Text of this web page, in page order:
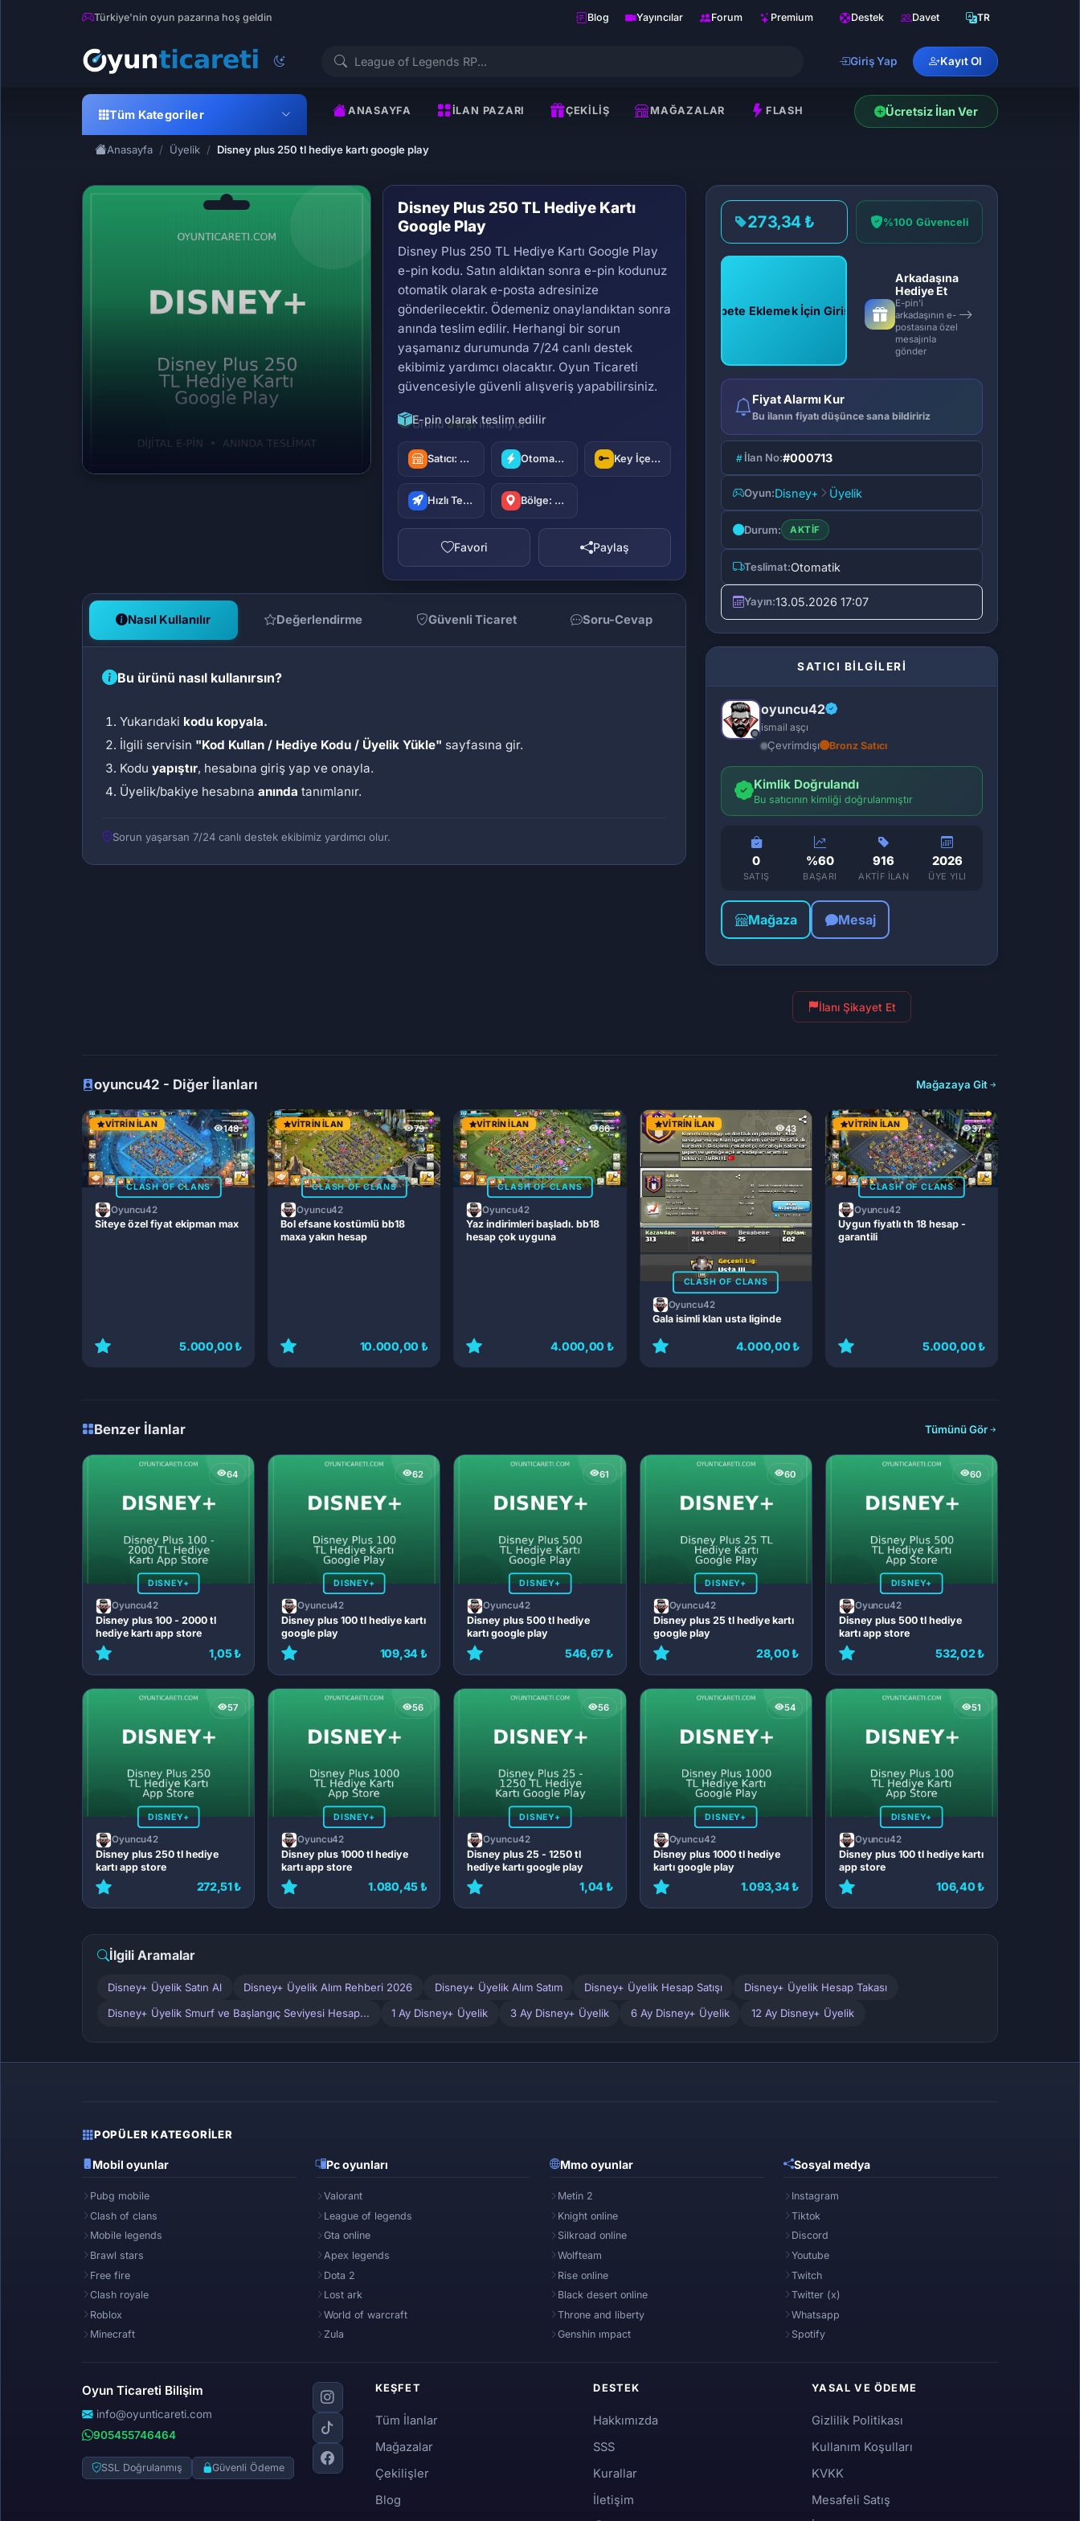
Türkiye'nin oyun pazarına hoş geldin Blog Yayıncılar Forum Premium Destek Davet TR
Giriş Yap Kayıt Ol
Tüm Kategoriler ANASAYFA İLAN PAZARI ÇEKILIŞ MAĞAZALAR FLASH Ücretsiz İlan Ver
Anasayfa Üyelik Disney plus 250 tl hediye kartı google play
Disney Plus 250 TL Hediye Kartı
Google Play
Disney Plus 250 TL Hediye Kartı Google Play
e-pin kodu. Satın aldıktan sonra e-pin kodunuz
otomatik olarak e-posta adresinize
gönderilecektir. Ödemeniz onaylandıktan sonra
anında teslim edilir. Herhangi bir sorun
yaşamanız durumunda 7/24 canlı destek
ekibimiz yardımcı olacaktır. Oyun Ticareti
güvencesiyle güvenli alışveriş yapabilirsiniz.
E-pin olarak teslim edilir
Satıcı:
oyuncu42 Otomatik Teslimat Key İçerir
Hızlı Teslimat Bölge: Türkiye
Favori Paylaş
Nasıl Kullanılır Değerlendirme Güvenli Ticaret Soru-Cevap
Bu ürünü nasıl kullanırsın?
Yukarıdaki kodu kopyala.
İlgili servisin "Kod Kullan / Hediye Kodu / Üyelik Yükle" sayfasına gir.
Koduyapıştır, hesabına giriş yap ve onayla.
Üyelik/bakiye hesabınaanında tanımlanır.
Sorun yaşarsan 7/24 canlı destek ekibimiz yardımcı olur.
273,34 ₺ %100 Güvenceli
Sepete Eklemek İçin Giriş Yap
Arkadaşına
Hediye Et
E-pin'i
arkadaşının e-
postasına özel
mesajınla
gönder
Fiyat Alarmı Kur
Bu ilanın fiyatı düşünce sana bildiririz
İlan No:#000713
Oyun:Disney+ Üyelik
Durum: AKTIF
Teslimat:Otomatik
Yayın:13.05.2026 17:07
SATICI BİLGİLERİ
oyuncu42
ismail aşçı
Çevrimdışı Bronz Satıcı
Kimlik Doğrulandı
Bu satıcının kimliği doğrulanmıştır
0
SATIŞ
%60
BAŞARI
916
AKTIF İLAN
2026
ÜYE YILI
Mağaza Mesaj
İlanı Şikayet Et
oyuncu42 - Diğer İlanları Mağazaya Git
148
VITRIN İLAN
CLASH OF CLANS
Oyuncu42
Siteye özel fiyat ekipman max
5.000,00 ₺
79
VITRIN İLAN
CLASH OF CLANS
Oyuncu42
Bol efsane kostümlü bb18
maxa yakın hesap
10.000,00 ₺
66
VITRIN İLAN
CLASH OF CLANS
Oyuncu42
Yaz indirimleri başladı. bb18
hesap çok uyguna
4.000,00 ₺
43
VITRIN İLAN
CLASH OF CLANS
Oyuncu42
Gala isimli klan usta liginde
4.000,00 ₺
37
VITRIN İLAN
CLASH OF CLANS
Oyuncu42
Uygun fiyatlı th 18 hesap -
garantili
5.000,00 ₺
Benzer İlanlar Tümünü Gör
64
DISNEY+
Oyuncu42
Disney plus 100 - 2000 tl
hediye kartı app store
1,05 ₺
62
DISNEY+
Oyuncu42
Disney plus 100 tl hediye kartı
google play
109,34 ₺
61
DISNEY+
Oyuncu42
Disney plus 500 tl hediye
kartı google play
546,67 ₺
60
DISNEY+
Oyuncu42
Disney plus 25 tl hediye kartı
google play
28,00 ₺
60
DISNEY+
Oyuncu42
Disney plus 500 tl hediye
kartı app store
532,02 ₺
57
DISNEY+
Oyuncu42
Disney plus 250 tl hediye
kartı app store
272,51 ₺
56
DISNEY+
Oyuncu42
Disney plus 1000 tl hediye
kartı app store
1.080,45 ₺
56
DISNEY+
Oyuncu42
Disney plus 25 - 1250 tl
hediye kartı google play
1,04 ₺
54
DISNEY+
Oyuncu42
Disney plus 1000 tl hediye
kartı google play
1.093,34 ₺
51
DISNEY+
Oyuncu42
Disney plus 100 tl hediye kartı
app store
106,40 ₺
İlgili Aramalar
Disney+ Üyelik Satın Al Disney+ Üyelik Alım Rehberi 2026 Disney+ Üyelik Alım Satım Disney+ Üyelik Hesap Satışı Disney+ Üyelik Hesap Takası
Disney+ Üyelik Smurf ve Başlangıç Seviyesi Hesap... 1 Ay Disney+ Üyelik 3 Ay Disney+ Üyelik 6 Ay Disney+ Üyelik 12 Ay Disney+ Üyelik
POPÜLER KATEGORILER
Mobil oyunlar
Pubg mobile
Clash of clans
Mobile legends
Brawl stars
Free fire
Clash royale
Roblox
Minecraft
Pc oyunları
Valorant
League of legends
Gta online
Apex legends
Dota 2
Lost ark
World of warcraft
Zula
Mmo oyunlar
Metin 2
Knight online
Silkroad online
Wolfteam
Rise online
Black desert online
Throne and liberty
Genshin ımpact
Sosyal medya
Instagram
Tiktok
Discord
Youtube
Twitch
Twitter (x)
Whatsapp
Spotify
Oyun Ticareti Bilişim
info@oyunticareti.com
905455746464
SSL Doğrulanmış Güvenli Ödeme
KEŞFET
Tüm İlanlar
Mağazalar
Çekilişler
Blog
DESTEK
Hakkımızda
SSS
Kurallar
İletişim
YASAL VE ÖDEME
Gizlilik Politikası
Kullanım Koşulları
KVKK
Mesafeli Satış